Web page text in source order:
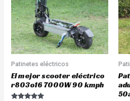
Patinetes eléctricos
El mejor scooter eléctrico
r803o16 7000W 90 kmph